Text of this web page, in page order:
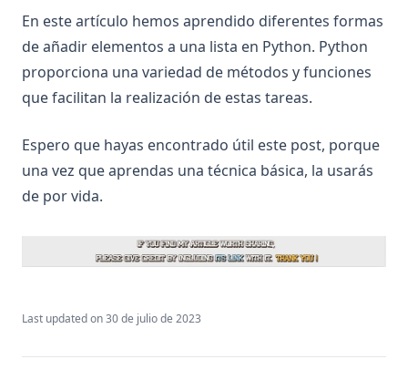
En este artículo hemos aprendido diferentes formas
de añadir elementos a una lista en Python. Python
proporciona una variedad de métodos y funciones
que facilitan la realización de estas tareas.
Espero que hayas encontrado útil este post, porque
una vez que aprendas una técnica básica, la usarás
de por vida.
Last updated on30 de julio de 2023